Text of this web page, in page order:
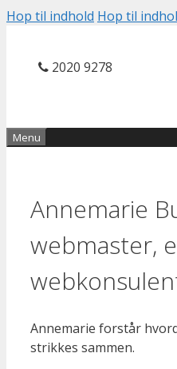
Hop til indhold Hop til
2020 9278
Menu
Annemarie
webmaster,
Annemarie forstår
strikkes sammen.